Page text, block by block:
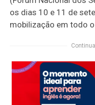
os dias 10 e 11 de
mobilização em todo o